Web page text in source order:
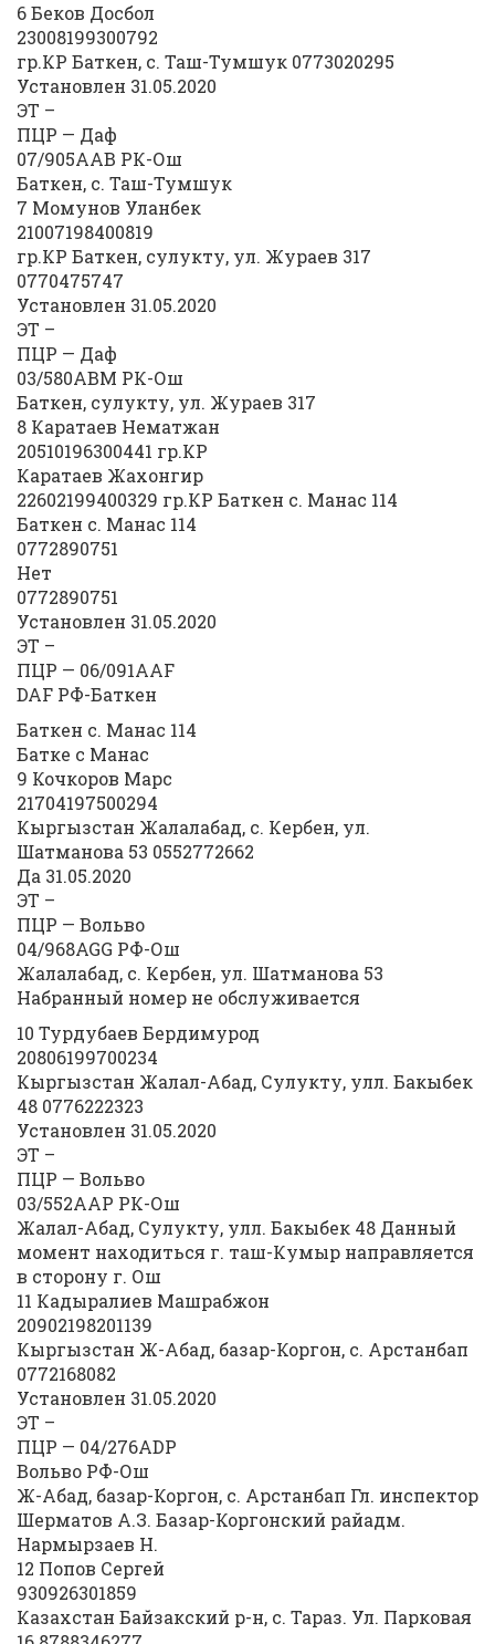
6 Беков Досбол
23008199300792
гр.КР Баткен, с. Таш-Тумшук 0773020295
Установлен 31.05.2020
ЭТ –
ПЦР — Даф
07/905ААВ РК-Ош
Баткен, с. Таш-Тумшук
7 Момунов Уланбек
21007198400819
гр.КР Баткен, сулукту, ул. Жураев 317
0770475747
Установлен 31.05.2020
ЭТ –
ПЦР — Даф
03/580АВМ РК-Ош
Баткен, сулукту, ул. Жураев 317
8 Каратаев Нематжан
20510196300441 гр.КР
Каратаев Жахонгир
22602199400329 гр.КР Баткен с. Манас 114
Баткен с. Манас 114
0772890751
Нет
0772890751
Установлен 31.05.2020
ЭТ –
ПЦР — 06/091AAF
DAF РФ-Баткен
Баткен с. Манас 114
Батке с Манас
9 Кочкоров Марс
21704197500294
Кыргызстан Жалалабад, с. Кербен, ул.
Шатманова 53 0552772662
Да 31.05.2020
ЭТ –
ПЦР — Вольво
04/968AGG РФ-Ош
Жалалабад, с. Кербен, ул. Шатманова 53
Набранный номер не обслуживается
10 Турдубаев Бердимурод
20806199700234
Кыргызстан Жалал-Абад, Сулукту, улл. Бакыбек
48 0776222323
Установлен 31.05.2020
ЭТ –
ПЦР — Вольво
03/552ААР РК-Ош
Жалал-Абад, Сулукту, улл. Бакыбек 48 Данный
момент находиться г. таш-Кумыр направляется
в сторону г. Ош
11 Кадыралиев Машрабжон
20902198201139
Кыргызстан Ж-Абад, базар-Коргон, с. Арстанбап
0772168082
Установлен 31.05.2020
ЭТ –
ПЦР — 04/276ADP
Вольво РФ-Ош
Ж-Абад, базар-Коргон, с. Арстанбап Гл. инспектор
Шерматов А.З. Базар-Коргонский райадм.
Нармырзаев Н.
12 Попов Сергей
930926301859
Казахстан Байзакский р-н, с. Тараз. Ул. Парковая